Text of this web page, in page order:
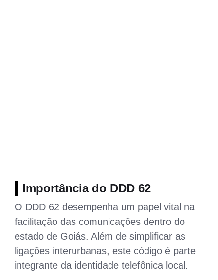
Importância do DDD 62
O DDD 62 desempenha um papel vital na
facilitação das comunicações dentro do
estado de Goiás. Além de simplificar as
ligações interurbanas, este código é parte
integrante da identidade telefônica local.